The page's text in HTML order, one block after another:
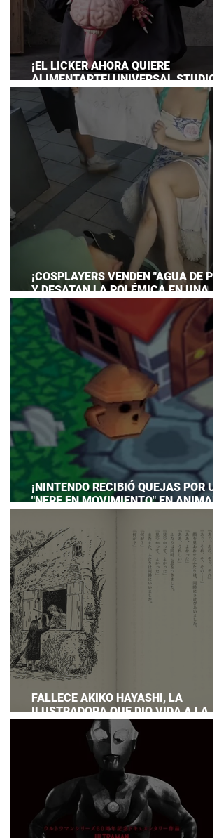
¡EL LICKER AHORA QUIERE
ALIMENTARTE! UNIVERSAL STUDIOS
JAPAN PRESENTA SU TERRORÍFICA
COLECCIÓN DE RESIDENT EVIL
¡COSPLAYERS VENDEN "AGUA DE
Y DESATAN LA POLÉMICA EN UNA
CONVENCIÓN DE ANIME!
¡NINTENDO RECIBIÓ QUEJAS POR UN
"NEPE EN MOVIMIENTO" EN ANIMAL
PREPARAR UNA RESPUESTA OFICIAL!
FALLECE AKIKO HAYASHI, LA
ILUSTRADORA QUE DIO VIDA A LA
NOVELA ORIGINAL DE KIKI'S DELIVERY